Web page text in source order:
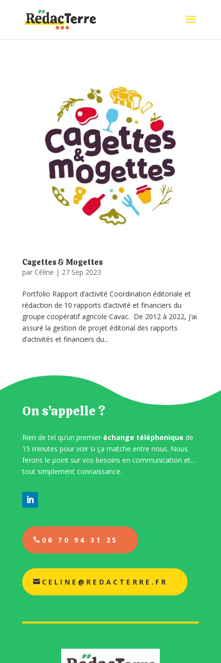
Cagettes & Mogettes
par Céline | 27 Sep 2023
Portfolio Rapport d’activité Coordination éditoriale et
rédaction de 10 rapports d’activité et financiers du
groupe coopératif agricole Cavac. De 2012 à 2022, j’ai
assuré la gestion de projet éditorial des rapports
d’activités et financiers du...
On s’appelle ?
Rien de tel qu’un premier échange téléphonique de
15 minutes pour voir si ça matche entre nous. Nous
ferons le point sur vos besoins en communication et…
tout simplement connaissance.
06 70 94 31 25
CELINE@REDACTERRE.FR